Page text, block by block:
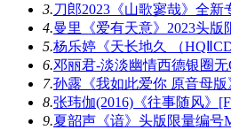
3.刀郎2023《山歌寥哉》全新
4.曼里《爱有天意》2023头版
5.杨乐婷《天长地久 （
6.邓丽君-淡淡幽情西德银圈无
7.孙露《我如此爱你 原音母
8.张玮伽(2016)《往事随风》
9.夏韶声《谙》头版限量编号